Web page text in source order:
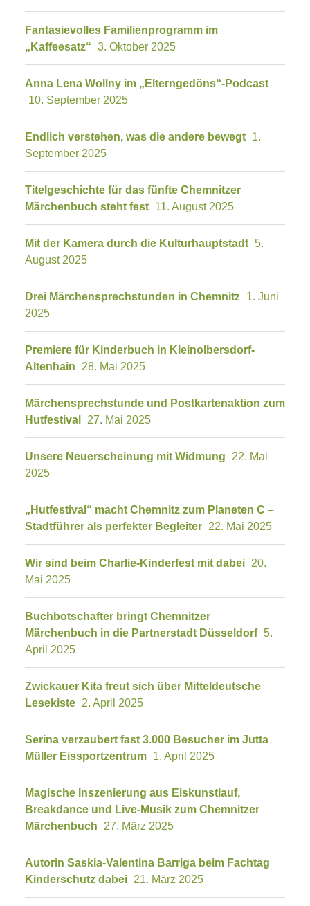
Fantasievolles Familienprogramm im
„Kaffeesatz“ 3. Oktober 2025
Anna Lena Wollny im „Elterngedöns“-Podcast
10. September 2025
Endlich verstehen, was die andere bewegt 1.
September 2025
Titelgeschichte für das fünfte Chemnitzer
Märchenbuch steht fest 11. August 2025
Mit der Kamera durch die Kulturhauptstadt 5.
August 2025
Drei Märchensprechstunden in Chemnitz 1. Juni
2025
Premiere für Kinderbuch in Kleinolbersdorf-
Altenhain
28. Mai 2025
Märchensprechstunde und Postkartenaktion zum
Hutfestival 27. Mai 2025
Unsere Neuerscheinung mit Widmung
22. Mai
2025
„Hutfestival“ macht Chemnitz zum Planeten C –
Stadtführer als perfekter Begleiter 22. Mai 2025
Wir sind beim Charlie-Kinderfest mit dabei 20.
Mai 2025
Buchbotschafter bringt Chemnitzer
Märchenbuch in die Partnerstadt Düsseldorf 5.
April 2025
Zwickauer Kita freut sich über Mitteldeutsche
Lesekiste 2. April 2025
Serina verzaubert fast 3.000 Besucher im Jutta
Müller Eissportzentrum 1. April 2025
Magische Inszenierung aus Eiskunstlauf,
Breakdance und Live-Musik zum Chemnitzer
Märchenbuch
27. März 2025
Autorin Saskia-Valentina Barriga beim Fachtag
Kinderschutz dabei 21. März 2025